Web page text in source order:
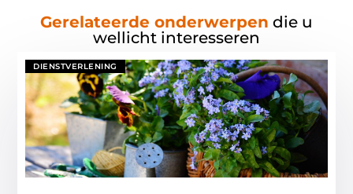
Gerelateerde onderwerpen die u
wellicht interesseren
DIENSTVERLENING